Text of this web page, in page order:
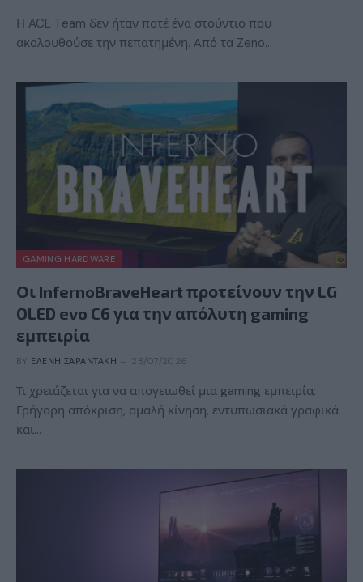
Η ACE Team δεν ήταν ποτέ ένα στούντιο που
ακολουθούσε την πεπατημένη. Από τα Zeno…
GAMING HARDWARE
Οι InfernoBraveHeart προτείνουν την LG
OLED evo C6 για την απόλυτη gaming
εμπειρία
BY ΕΛΈΝΗ ΣΑΡΑΝΤΆΚΗ 28/07/2026
Τι χρειάζεται για να απογειωθεί μια gaming εμπειρία;
Γρήγορη απόκριση, ομαλή κίνηση, εντυπωσιακά γραφικά
και…